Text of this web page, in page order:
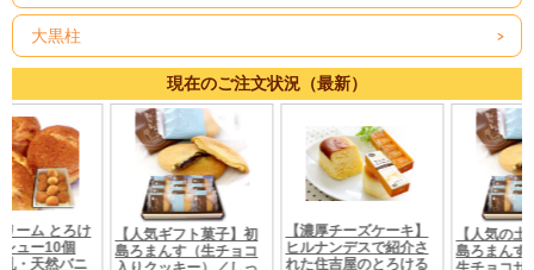
大黒柱
現在のご注文状況（最新）